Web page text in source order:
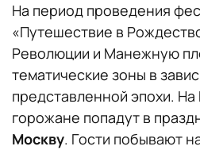
На период проведения
«Путешествие в
Революции и Манежную
тематические зоны в
представленной эпохи.
горожане попадут в
Москву. Гости побывают